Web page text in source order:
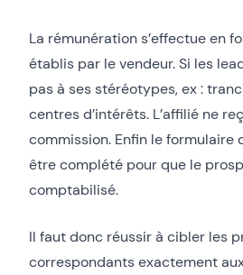
La rémunération s’effectue en
établis par le vendeur. Si les
pas à ses stéréotypes, ex :
centres d’intérêts. L’affilié ne
commission. Enfin le formulaire
être complété pour que le
comptabilisé.
Il faut donc réussir à cibler les
correspondants exactement